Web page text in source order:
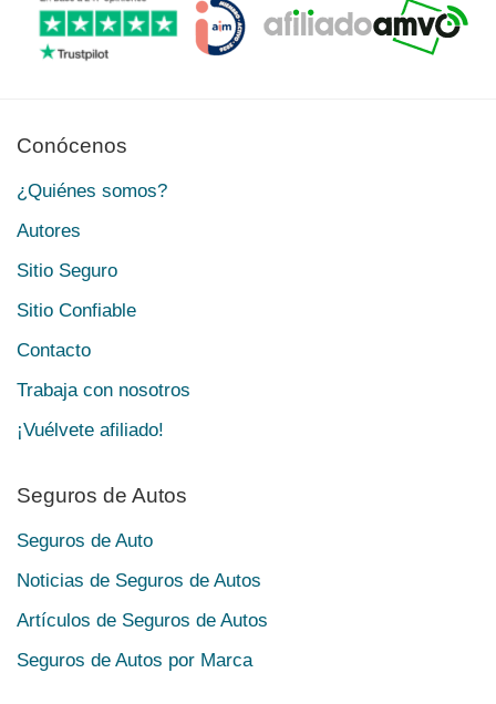
Conócenos
¿Quiénes somos?
Autores
Sitio Seguro
Sitio Confiable
Contacto
Trabaja con nosotros
¡Vuélvete afiliado!
Seguros de Autos
Seguros de Auto
Noticias de Seguros de Autos
Artículos de Seguros de Autos
Seguros de Autos por Marca